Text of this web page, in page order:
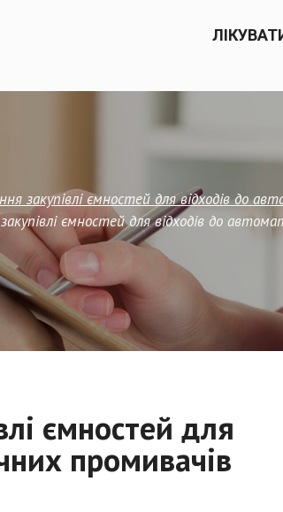
закупівлі ємностей для відходів до
ємностей для відходів до
ємностей для
промивачів